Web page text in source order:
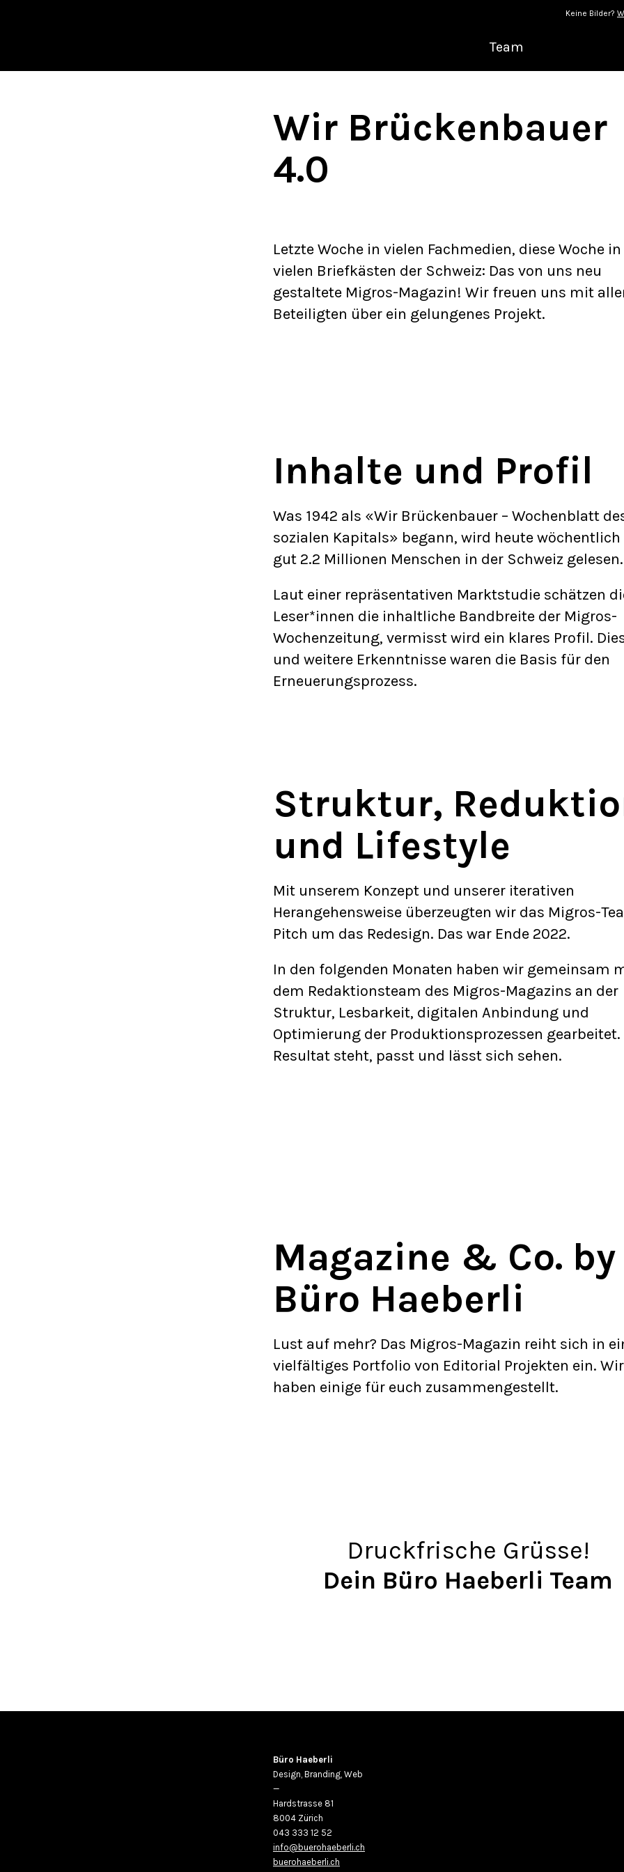
Keine Bilder?
Team
Wir Brückenbauer
4.0
Letzte Woche in vielen Fachmedien, diese Woche in
vielen Briefkästen der Schweiz: Das von uns neu
gestaltete Migros-Magazin! Wir freuen uns mit
Beteiligten über ein gelungenes Projekt.
Inhalte und Profil
Was 1942 als «Wir Brückenbauer – Wochenblatt
sozialen Kapitals» begann, wird heute wöchentlich
gut 2.2 Millionen Menschen in der Schweiz gelesen.
Laut einer repräsentativen Marktstudie schätzen
Leser*innen die inhaltliche Bandbreite der Migros-
Wochenzeitung, vermisst wird ein klares Profil.
und weitere Erkenntnisse waren die Basis für den
Erneuerungsprozess.
Struktur,
und Lifestyle
Mit unserem Konzept und unserer iterativen
Herangehensweise überzeugten wir das Migros-
Pitch um das Redesign. Das war Ende 2022.
In den folgenden Monaten haben wir gemeinsam
dem Redaktionsteam des Migros-Magazins an der
Struktur, Lesbarkeit, digitalen Anbindung und
Optimierung der Produktionsprozessen gearbeitet.
Resultat steht, passt und lässt sich sehen.
Magazine & Co. by
Büro Haeberli
Lust auf mehr? Das Migros-Magazin reiht sich in
vielfältiges Portfolio von Editorial Projekten ein. Wir
haben einige für euch zusammengestellt.
Druckfrische Grüsse!
Dein Büro Haeberli Team
Büro Haeberli
Design, Branding, Web
—
Hardstrasse 81
8004 Zürich
043 333 12 52
info@buerohaeberli.ch
buerohaeberli.ch